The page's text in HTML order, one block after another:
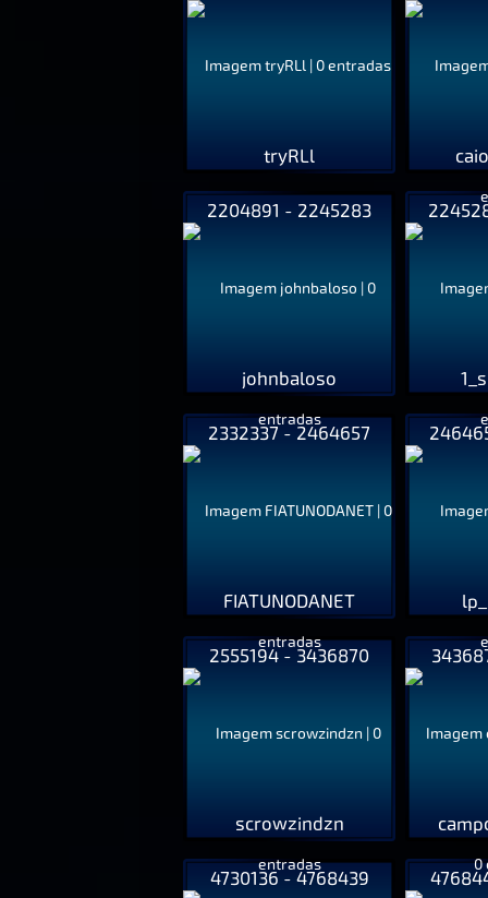
tryRLl
2204891 - 2245283
johnbaloso
2332337 - 2464657
FIATUNODANET
2555194 - 3436870
scrowzindzn
4730136 - 4768439